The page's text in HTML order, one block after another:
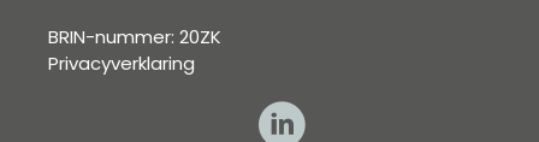
BRIN-nummer: 20ZK
Privacyverklaring